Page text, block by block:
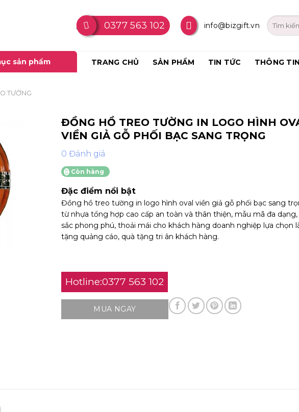
0377 563 102 info@bizgift.vn
sản phẩm TRANG CHỦ SẢN PHẨM TIN TỨC THÔNG
TƯỜNG
ĐỒNG HỒ TREO TƯỜNG IN LOGO HÌNH
VIỀN GIẢ GỖ PHỐI BẠC SANG TRỌNG
0 Đánh giá
Còn hàng
Đặc điểm nổi bật
Đồng hồ treo tường in logo hình oval viền giả gỗ phối bạc sang
từ nhựa tổng hợp cao cấp an toàn và thân thiện, mẫu mã đa
sắc phong phú, thoải mái cho khách hàng doanh nghiệp lựa chọn
tặng quảng cáo, quà tặng tri ân khách hàng.
Hotline:0377 563 102
MUA NGAY